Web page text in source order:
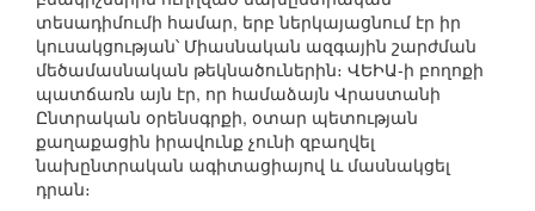
տեսադիմումի համար, երբ ներկայացնում էր իր
կուսակցության՝ Միասնական ազգային շարժման
մեծամասնական թեկնածուներին։ ՎԵԻԱ-ի բողոքի
պատճառն այն էր, որ համաձայն Վրաստանի
Ընտրական օրենսգրքի, օտար պետության
քաղաքացին իրավունք չունի զբաղվել
նախընտրական ագիտացիայով և մասնակցել
դրան։